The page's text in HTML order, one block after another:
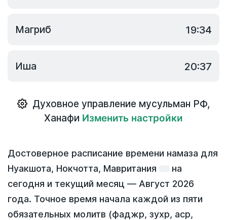
Магриб 19:34
Иша 20:37
Духовное управление мусульман РФ,
Ханафи Изменить настройки
Достоверное расписание времени намаза для
Нуакшота, Нокчотта, Мавритания
на
сегодня и текущий месяц — Август 2026
года. Точное время начала каждой из пяти
обязательных молитв (фаджр, зухр, аср,